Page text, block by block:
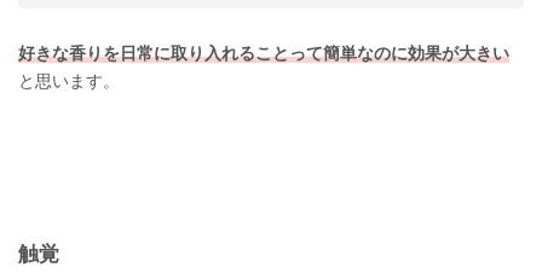
好きな香りを日常に取り入れることって簡単なのに効果が大きい
と思います。
触覚